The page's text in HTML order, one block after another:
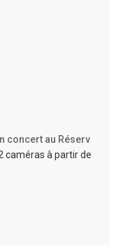
concert au Réserv
caméras à partir de